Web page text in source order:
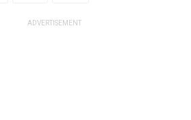
ADVERTISEMENT